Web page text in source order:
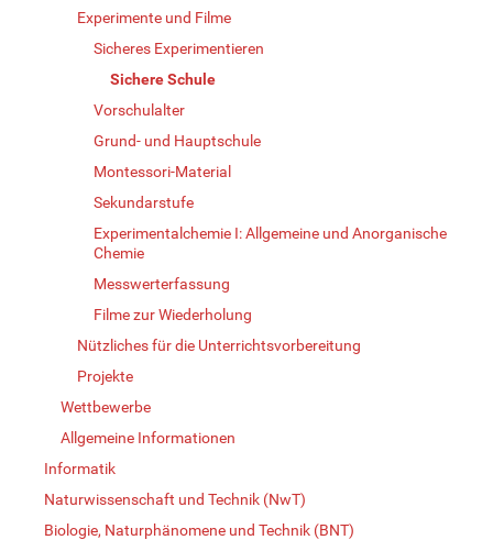
Experimente und Filme
Sicheres Experimentieren
Sichere Schule
Vorschulalter
Grund- und Hauptschule
Montessori-Material
Sekundarstufe
Experimentalchemie I: Allgemeine und Anorganische
Chemie
Messwerterfassung
Filme zur Wiederholung
Nützliches für die Unterrichtsvorbereitung
Projekte
Wettbewerbe
Allgemeine Informationen
Informatik
Naturwissenschaft und Technik (NwT)
Biologie, Naturphänomene und Technik (BNT)